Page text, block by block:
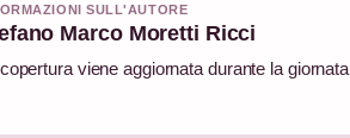
SULL'AUTORE
Marco Moretti Ricci
viene aggiornata durante la